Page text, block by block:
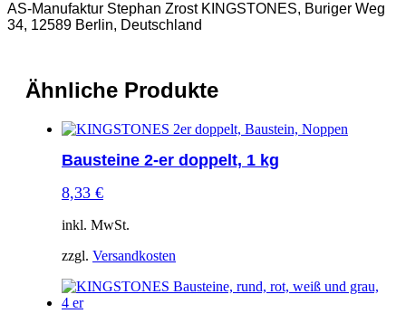
AS-Manufaktur Stephan Zrost KINGSTONES, Buriger Weg
34, 12589 Berlin, Deutschland
Ähnliche Produkte
Bausteine 2-er doppelt, 1 kg
8,33 €
inkl. MwSt.
zzgl. Versandkosten